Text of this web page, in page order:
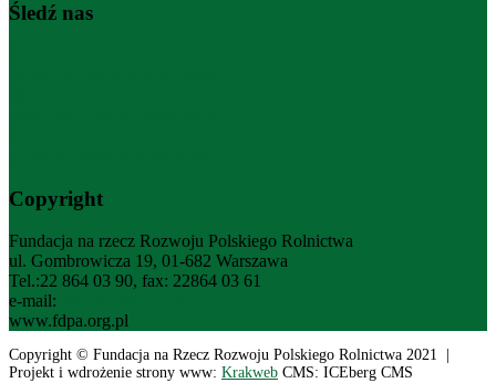
Śledź nas
Copyright
Fundacja na rzecz Rozwoju Polskiego Rolnictwa
ul. Gombrowicza 19, 01-682 Warszawa
Tel.:22 864 03 90, fax: 22864 03 61
e-mail:
www.fdpa.org.pl
Copyright © Fundacja na Rzecz Rozwoju Polskiego Rolnictwa 2021 |
Projekt i wdrożenie strony www: Krakweb CMS: ICEberg CMS